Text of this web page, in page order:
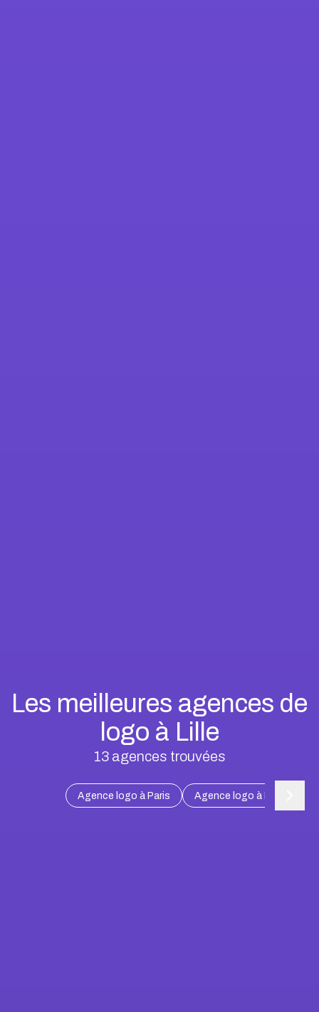
Les meilleures agences de
logo à Lille
13agences trouvées
Agence logo à Paris Agence logo à Marseille